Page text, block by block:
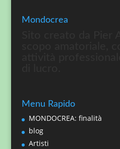
Mondocrea
Menu Rapido
MONDOCREA: finalità
blog
Artisti